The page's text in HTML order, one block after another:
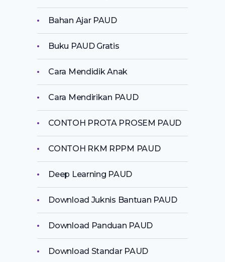
Bahan Ajar PAUD
Buku PAUD Gratis
Cara Mendidik Anak
Cara Mendirikan PAUD
CONTOH PROTA PROSEM PAUD
CONTOH RKM RPPM PAUD
Deep Learning PAUD
Download Juknis Bantuan PAUD
Download Panduan PAUD
Download Standar PAUD